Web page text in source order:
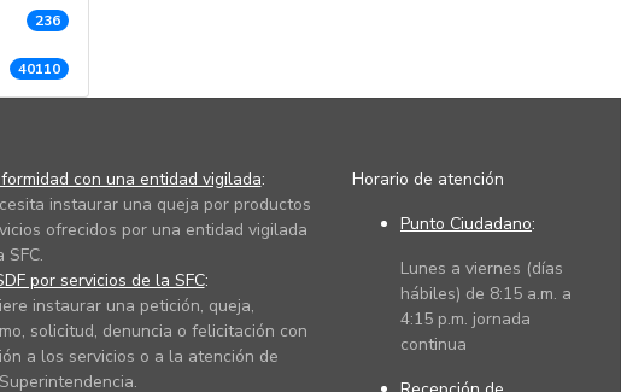
236
40110
con una entidad vigilada:
instaurar una queja por productos
ofrecidos por una entidad vigilada
SFC.
por servicios de la SFC:
instaurar una petición, queja,
solicitud, denuncia o felicitación con
a los servicios o a la atención de
Horario de atención
Punto Ciudadano:
Lunes a viernes (días
hábiles) de 8:15 a.m. a
4:15 p.m. jornada
continua